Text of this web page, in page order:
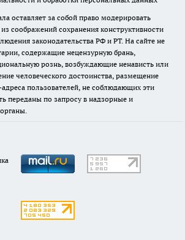
оставляет за собой право модерировать
соображений сохранения конструктивности
законодательства РФ и РТ. На сайте не
содержащие нецензурную брань,
рознь, возбуждающие ненависть или
человеческого достоинства, размещение
пользователей, не соблюдающих эти
переданы по запросу в надзорные и